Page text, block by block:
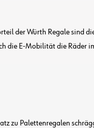
der Würth Regale sind
die E-Mobilität die Räder
zu Palettenregalen